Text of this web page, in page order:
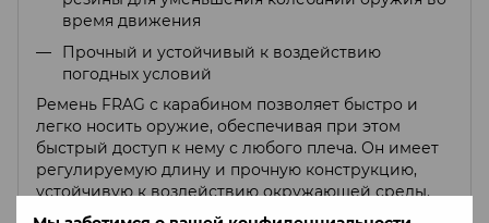
время движения
Прочный и устойчивый к воздействию
погодных условий
Ремень FRAG с карабином позволяет быстро и
легко носить оружие, обеспечивая при этом
быстрый доступ к нему с любого плеча. Он имеет
регулируемую длину и прочную конструкцию,
устойчивую к воздействию окружающей среды.
Ремень также отвечает требованиям